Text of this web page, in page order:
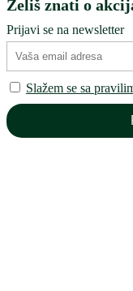
Želiš znati o
Prijavi se na newsletter
Slažem se sa